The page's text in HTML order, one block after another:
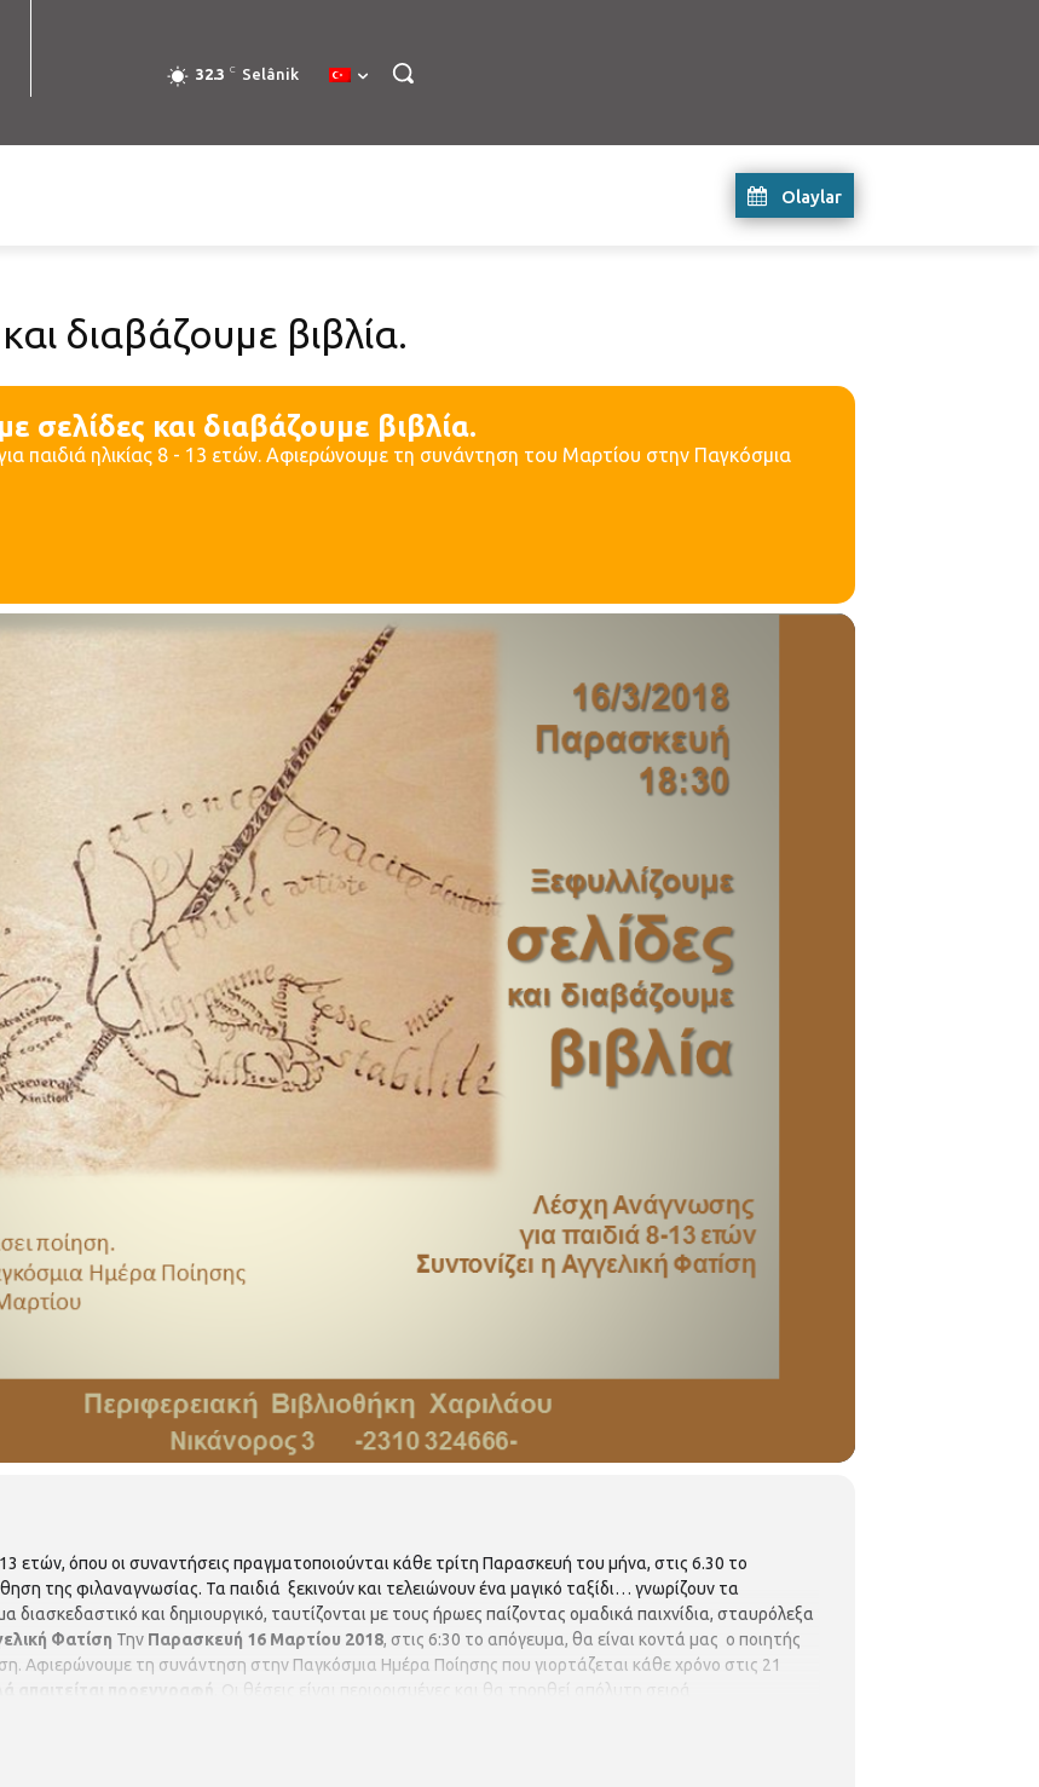
32.3 C Selânik
Olaylar
διαβάζουμε βιβλία.
σελίδες και διαβάζουμε βιβλία.
παιδιά ηλικίας 8 - 13 ετών. Αφιερώνουμε τη συνάντηση του Μαρτίου στην Παγκόσμια
13 ετών, όπου οι συναντήσεις πραγματοποιούνται κάθε τρίτη Παρασκευή του μήνα, στις 6.30 το
της φιλαναγνωσίας. Τα παιδιά ξεκινούν και τελειώνουν ένα μαγικό ταξίδι… γνωρίζουν τα
διασκεδαστικό και δημιουργικό, ταυτίζονται με τους ήρωες παίζοντας ομαδικά παιχνίδια, σταυρόλεξα
Φατίση Την Παρασκευή 16 Μαρτίου 2018, στις 6:30 το απόγευμα, θα είναι κοντά μας ο ποιητής
Αφιερώνουμε τη συνάντηση στην Παγκόσμια Ημέρα Ποίησης που γιορτάζεται κάθε χρόνο στις 21
απαιτείται προεγγραφή
. Οι θέσεις είναι περιορισμένες και θα τηρηθεί απόλυτη σειρά